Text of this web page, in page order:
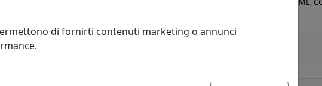
€
di fornirti contenuti marketing o annunci